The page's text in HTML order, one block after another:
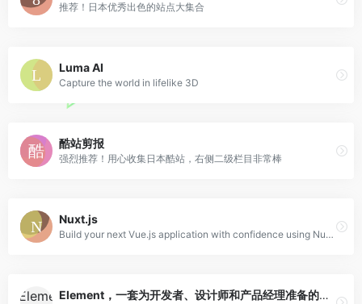
推荐！日本优秀出色的站点大集合
Luma AI
Capture the world in lifelike 3D
酷站剪报
强烈推荐！用心收集日本酷站，右侧二级栏目非常棒
Nuxt.js
Build your next Vue.js application with confidence using Nuxt. An open source framework under MIT license that makes web development simple and powerful.
Element，一套为开发者、设计师和产品经理准备的基于 Vue 2.0 的桌面端组件库